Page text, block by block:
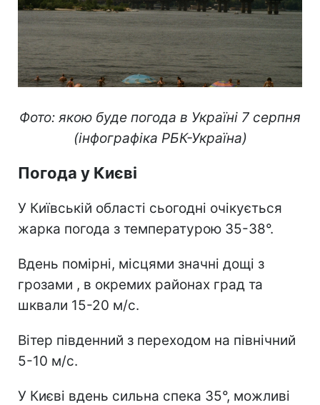
Фото: якою буде погода в Україні 7 серпня
(інфографіка РБК-Україна)
Погода у Києві
У Київській області сьогодні очікується
жарка погода з температурою 35-38°.
Вдень помірні, місцями значні дощі з
грозами , в окремих районах град та
шквали 15-20 м/с.
Вітер південний з переходом на північний
5-10 м/с.
У Києві вдень сильна спека 35°, можливі